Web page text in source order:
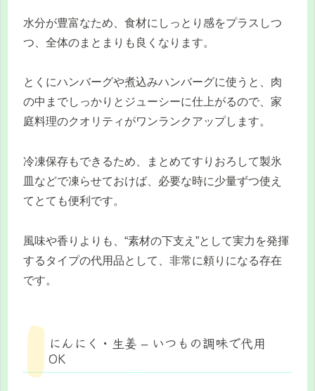
水分が豊富なため、食材にしっとり感をプラスしつ
つ、全体のまとまりも良くなります。
とくにハンバーグや煮込みハンバーグに使うと、肉
の中までしっかりとジューシーに仕上がるので、家
庭料理のクオリティがワンランクアップします。
冷凍保存もできるため、まとめてすりおろして製氷
皿などで凍らせておけば、必要な時に少量ずつ使え
てとても便利です。
風味や香りよりも、“素材の下支え”として実力を発揮
するタイプの代用品として、非常に頼りになる存在
です。
にんにく・生姜 – いつもの調味で代用
OK